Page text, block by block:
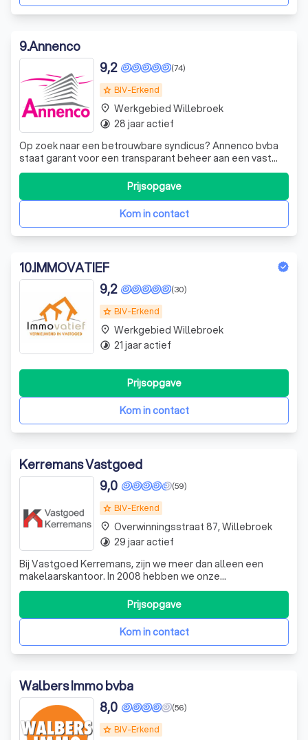
9.Annenco
grade BIV-Erkend
(74)
9,2
Op zoek naar een betrouwbare syndicus? Annenco bvba
staat garant voor een transparant beheer aan een vast
tarief per kavel per maand ! Sinds 10 jaar beheren wij
appartementsgebouwen en KMO parken in en rond
Antwerpen.
Kom in contact
Prijsopgave
place Werkgebied Willebroek
timelapse 28 jaar actief
10.IMMOVATIEF
grade BIV-Erkend
(30)
9,2
Kom in contact
Prijsopgave
place Werkgebied Willebroek
timelapse 21 jaar actief
Kerremans Vastgoed
grade BIV-Erkend
(59)
9,0
Bij Vastgoed Kerremans, zijn we meer dan alleen een
makelaarskantoor. In 2008 hebben we onze
vastgoedafdeling opgericht om onze bank- en
verzekeringsklanten beter van dienst te zijn. We zijn geen
doorsnee kantoor met een enorm portfolio, maar een
makelaar met kennis van zaken die zich thuis voelt in
Kom in contact
Prijsopgave
place Overwinningsstraat 87, Willebroek
timelapse 29 jaar actief
Walbers Immo bvba
grade BIV-Erkend
(56)
8,0